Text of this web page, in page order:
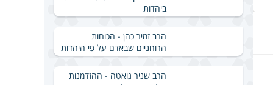
ביהדות
הרב זמיר כהן - הכוחות
הרוחניים שבאדם על פי היהדות
הרב שניר גואטה - ההזדמנות